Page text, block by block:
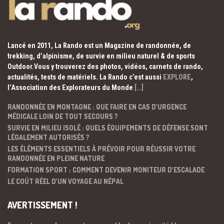
Lancé en 2011, La Rando est un Magazine de randonnée, de
trekking, d’alpinisme, de survie en milieu naturel & de sports
Outdoor.Vous y trouverez des photos, vidéos, carnets de rando,
actualités, tests de matériels. La Rando c’est aussi EXPLORE,
l’Association des Explorateurs du Monde […]
RANDONNÉE EN MONTAGNE : QUE FAIRE EN CAS D’URGENCE
MÉDICALE LOIN DE TOUT SECOURS ?
SURVIE EN MILIEU ISOLÉ : QUELS ÉQUIPEMENTS DE DÉFENSE SONT
LÉGALEMENT AUTORISÉS ?
LES ÉLÉMENTS ESSENTIELS À PRÉVOIR POUR RÉUSSIR VOTRE
RANDONNÉE EN PLEINE NATURE
FORMATION SPORT : COMMENT DEVENIR MONITEUR D’ESCALADE
LE COÛT RÉEL D’UN VOYAGE AU NÉPAL
AVERTISSEMENT !